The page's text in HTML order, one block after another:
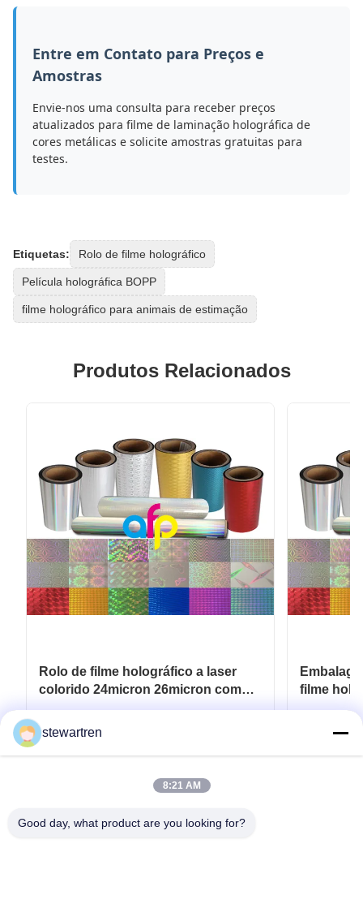
Entre em Contato para Preços e
Amostras
Envie-nos uma consulta para receber preços
atualizados para filme de laminação holográfica de
cores metálicas e solicite amostras gratuitas para
testes.
Etiquetas: Rolo de filme holográfico
Película holográfica BOPP
filme holográfico para animais de estimação
Produtos Relacionados
Rolo de filme holográfico a laser
colorido 24micron 26micron com
padrões 180 - 1880mm Largura
Obtenha o melhor preço
filme
stewartren
8:21 AM
Good day, what product are you looking for?